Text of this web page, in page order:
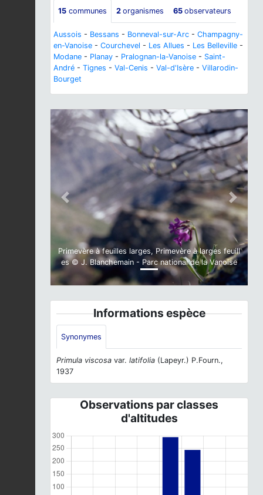
15 communes 2 organismes 65 observateurs
Aussois - Bessans - Bonneval-sur-Arc - Champagny-
en-Vanoise - Courchevel - Les Allues - Les Belleville -
Modane - Planay - Pralognan-la-Vanoise - Saint-
André - Tignes - Val-Cenis - Val-d'Isère - Villarodin-
Bourget
Primevère à feuilles larges, Primevère à larges feuill
es © J. Blanchemain - Parc national de la Vanoise
Previous Next
Informations espèce
Synonymes
Primula viscosa var. latifolia (Lapeyr.) P.Fourn.,
1937
Observations par classes
d'altitudes